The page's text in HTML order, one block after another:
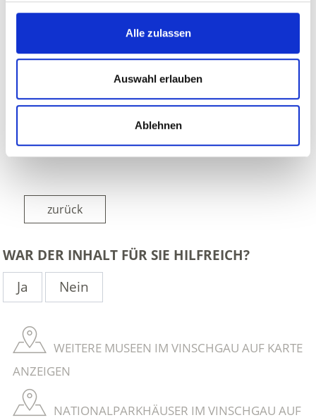
Alle zulassen
Auswahl erlauben
Ablehnen
zurück
WAR DER INHALT FÜR SIE HILFREICH?
Ja
Nein
WEITERE MUSEEN IM VINSCHGAU AUF KARTE
ANZEIGEN
NATIONALPARKHÄUSER IM VINSCHGAU AUF